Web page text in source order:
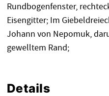
Rundbogenfenster,
Eisengitter; Im
Johann von Nepomuk,
gewelltem Rand;
Details